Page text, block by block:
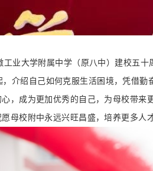
大学附属中学（原八中）建校五十
绍自己如何克服生活困境，凭借勤
，成为更加优秀的自己，为母校带
母校附中永远兴旺昌盛，培养更多